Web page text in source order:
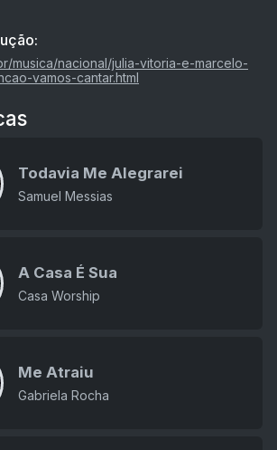
musica/nacional/julia-vitoria-e-marcelo-
vamos-cantar.html
Todavia Me Alegrarei
Samuel Messias
A Casa É Sua
Casa Worship
Me Atraiu
Gabriela Rocha